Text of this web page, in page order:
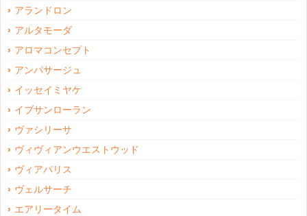
アランドロン
アルタモーダ
アロマコンセプト
アンパサージュ
イッセイミヤケ
イブサンローラン
ヴァシリーサ
ヴィヴィアンウエストウッド
ヴィアパリス
ヴェルサーチ
エアリータイム